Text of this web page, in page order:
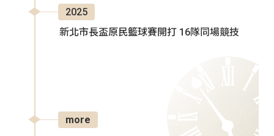
2025
新北市長盃原民籃球賽開打 16隊同場競技
more